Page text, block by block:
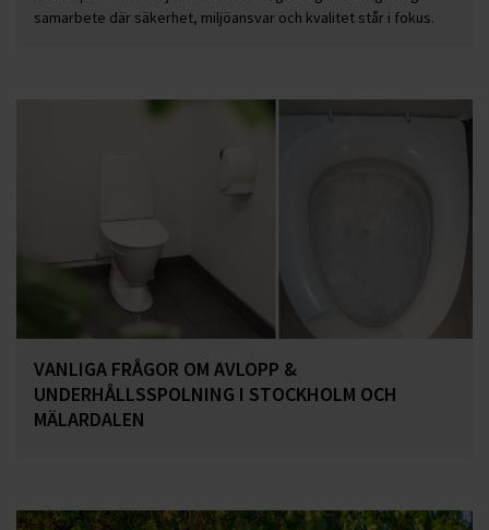
samarbete där säkerhet, miljöansvar och kvalitet står i fokus.
VANLIGA FRÅGOR OM AVLOPP &
UNDERHÅLLSSPOLNING I STOCKHOLM OCH
MÄLARDALEN